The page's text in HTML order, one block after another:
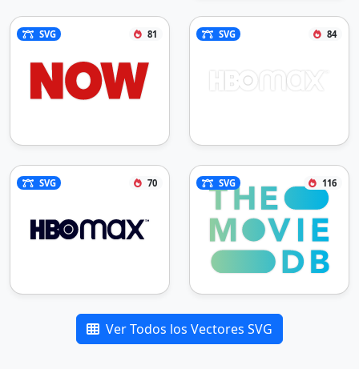
SVG 81 SVG 84
SVG 70 SVG 116
Ver Todos los Vectores SVG